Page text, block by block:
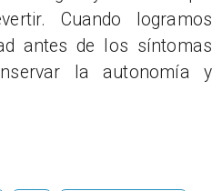
Cuando logramos
antes de los síntomas
la autonomía y